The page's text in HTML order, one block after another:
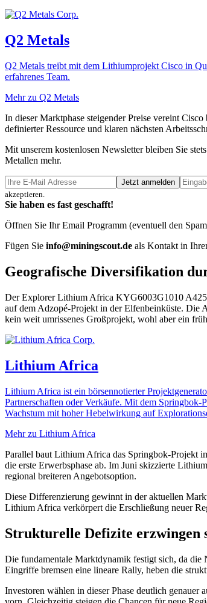
Q2 Metals
Q2 Metals treibt mit dem Lithiumprojekt Cisco in
erfahrenes Team.
Mehr zu Q2 Metals
In dieser Marktphase steigender Preise vereint
definierter Ressource und klaren nächsten
Mit unserem kostenlosen Newsletter bleiben Sie
Metallen mehr.
Jetzt anmelden
akzeptieren.
Sie haben es fast geschafft!
Öffnen Sie Ihr Email Programm (eventuell den
Fügen Sie info@miningscout.de als Kontakt in
Geografische Diversifikation
Der Explorer Lithium Africa KYG6003G1010
auf dem Adzopé-Projekt in der Elfenbeinküste. Die
kein weit umrissenes Großprojekt, wohl aber ein
Lithium Africa
Lithium Africa ist ein börsennotierter
Partnerschaften oder Verkäufe. Mit dem
Wachstum mit hoher Hebelwirkung auf
Mehr zu Lithium Africa
Parallel baut Lithium Africa das Springbok-Projekt
die erste Erwerbsphase ab. Im Juni skizzierte
regional breiteren Angebotsoption.
Diese Differenzierung gewinnt in der aktuellen
Lithium Africa verkörpert die Erschließung neuer
Strukturelle Defizite erzwingen
Die fundamentale Marktdynamik festigt sich, da die
Eingriffe bremsen eine lineare Rally, heben die
Investoren wählen in dieser Phase deutlich genauer